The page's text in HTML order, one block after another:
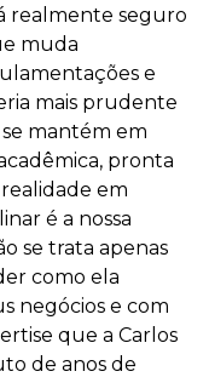
realmente seguro
muda
e
mais prudente
mantém em
pronta
em
é a nossa
se trata apenas
como ela
negócios e com
que a Carlos
de anos de